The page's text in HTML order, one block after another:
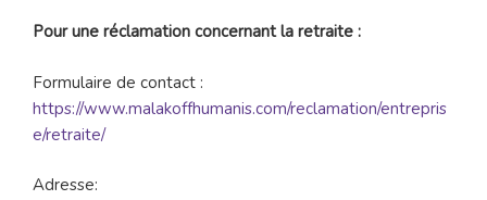
Pour une réclamation concernant la retraite :
Formulaire de contact :
https://www.malakoffhumanis.com/reclamation/entrepris
e/retraite/
Adresse: